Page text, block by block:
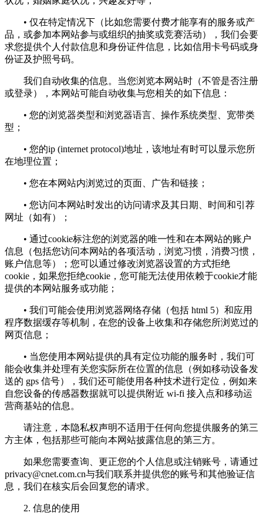
• 仅在特定情况下（比如您需要付费才能享有的服务或产
品，或参加本网站参与或组织的抽奖或竞赛活动），我们会要
求您提供个人付款信息和身份证件信息，比如信用卡号码或身
份证及护照号码。
我们自动收集的信息。当您浏览本网站时（不管是否注册
或登录），本网站可能自动收集与您相关的如下信息：
• 您的浏览器类型和浏览器语言、操作系统类型、宽带类
型；
• 您的ip (internet protocol)地址，该地址有时可以显示您所
在地理位置；
• 您在本网站内浏览过的页面、广告和链接；
• 您访问本网站时发出的访问请求及其日期、时间和引荐
网址（如有）；
• 通过cookie标注您的浏览器的唯一性和在本网站的账户
信息（包括您访问本网站的各项活动，浏览习惯，消费习惯，
账户信息等）；您可以通过修改浏览器设置的方式拒绝
cookie，如果您拒绝cookie，您可能无法使用依赖于cookie才能
提供的本网站服务或功能；
• 我们可能会使用浏览器网络存储（包括 html 5）和应用
程序数据缓存等机制，在您的设备上收集和存储您所浏览过的
网页信息；
• 当您使用本网站提供的具有定位功能的服务时，我们可
能会收集并处理有关您实际所在位置的信息（例如移动设备发
送的 gps 信号），我们还可能使用各种技术进行定位，例如来
自您设备的传感器数据就可以提供附近 wi-fi 接入点和移动运
营商基站的信息。
请注意，本隐私权声明不适用于任何向您提供服务的第三
方主体，包括那些可能向本网站披露信息的第三方。
如果您需要查询、更正您的个人信息或注销账号，请通过
privacy@cnet.com.cn与我们联系并提供您的账号和其他验证信
息，我们在核实后会回复您的请求。
2. 信息的使用